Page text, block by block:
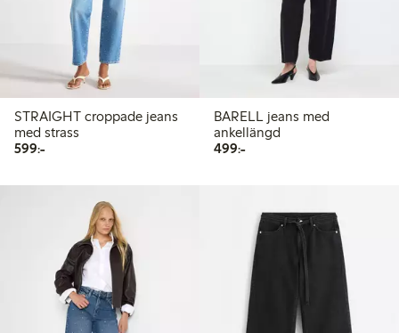
STRAIGHT croppade jeans
med strass
599:-599,00 kr
BARELL jeans med
ankellängd
499:-499,00 kr